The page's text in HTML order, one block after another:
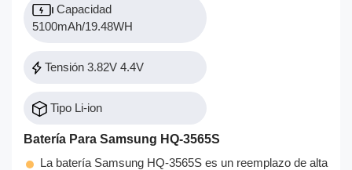
Capacidad
5100mAh/19.48WH
Tensión 3.82V 4.4V
Tipo Li-ion
Batería Para Samsung HQ-3565S
La batería Samsung HQ-3565S es un reemplazo de alta